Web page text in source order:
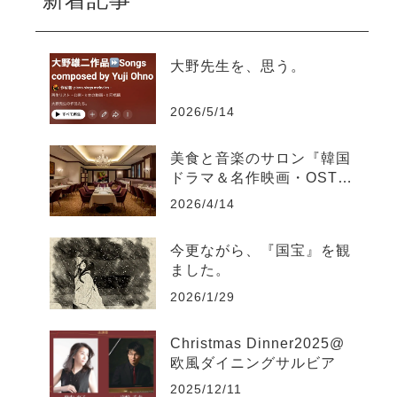
大野先生を、思う。
2026/5/14
美食と音楽のサロン『韓国
ドラマ＆名作映画・OST聴
き比べ』@如水会館Jupiter
2026/4/14
今更ながら、『国宝』を観
ました。
2026/1/29
Christmas Dinner2025@
欧風ダイニングサルビア
2025/12/11